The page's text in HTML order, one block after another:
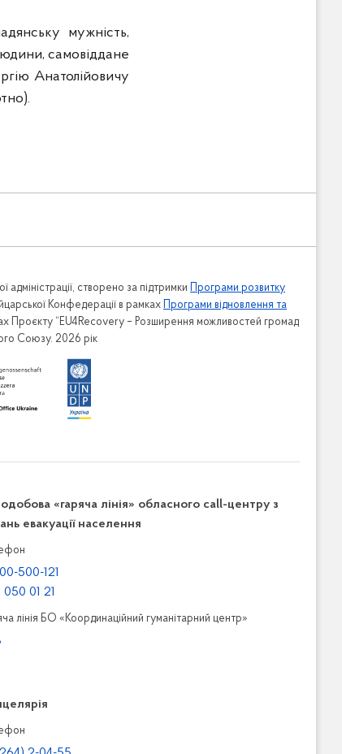
мужність,
самовіддане
Анатолійовичу
створено за підтримки Програми розвитку
Конфедерації в рамках Програми відновлення та
Проєкту “EU4Recovery – Розширення можливостей громад
Союзу. 2026 рік
«гаряча лінія» обласного call-центру з
евакуації населення
500-121
050 01 21
лінія БО «Координаційний гуманітарний центр»